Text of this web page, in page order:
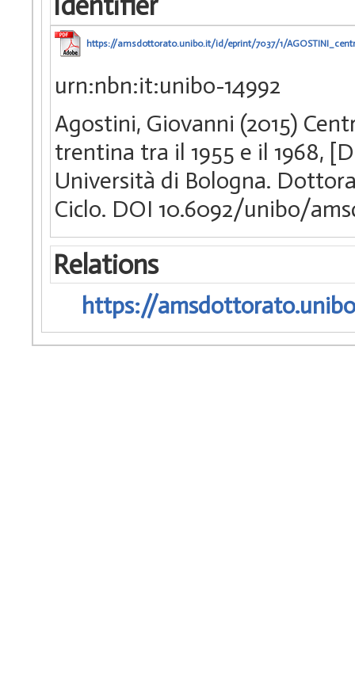
https://amsdottorato.unibo.it/id/eprint/7037/1/
urn:nbn:it:unibo-14992
Agostini, Giovanni (2015)
trentina tra il 1955 e il 1968,
Università di Bologna.
Ciclo. DOI 10.6092/unibo/
Relations
https://